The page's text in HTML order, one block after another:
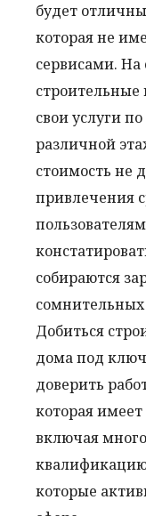
будет
которая не
сервисами.
свои услуги
различной
стоимость не
привлечения
собираются
сомнительных
Добиться
дома под
доверить
которая
включая
квалификацию
которые